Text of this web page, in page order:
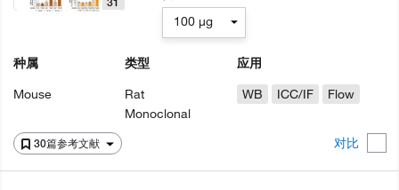
30篇参考文献 对比
种属
Mouse
类型
Rat
Monoclonal
应用
WB
ICC/IF Flow
100 µg